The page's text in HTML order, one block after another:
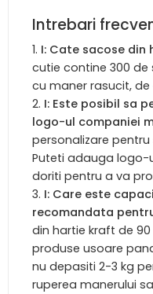
Intrebari
I: Cate sacose
cutie contine 300
cu maner rasucit, de
I: Este posibil sa
logo-ul companiei
personalizare
Puteti adauga logo-
doriti pentru a va
I: Care este
recomandata
din hartie kraft de
produse usoare
nu depasiti 2-3 kg
ruperea manerului